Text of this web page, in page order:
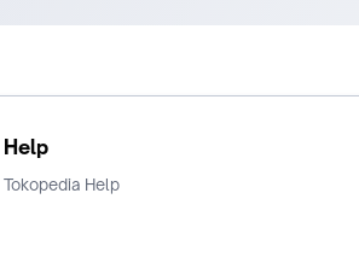
Help
Tokopedia Help